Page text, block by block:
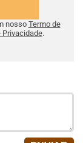
nosso Termo de
Privacidade.